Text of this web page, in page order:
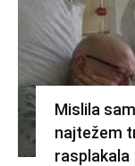
Mislila
najtežem
rasplakala